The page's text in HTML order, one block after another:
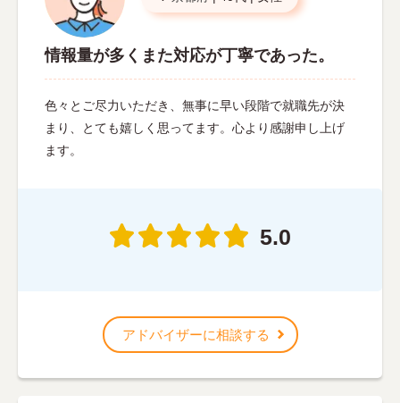
情報量が多くまた対応が丁寧であった。
色々とご尽力いただき、無事に早い段階で就職先が決
まり、とても嬉しく思ってます。心より感謝申し上げ
ます。
5.0
アドバイザーに相談する